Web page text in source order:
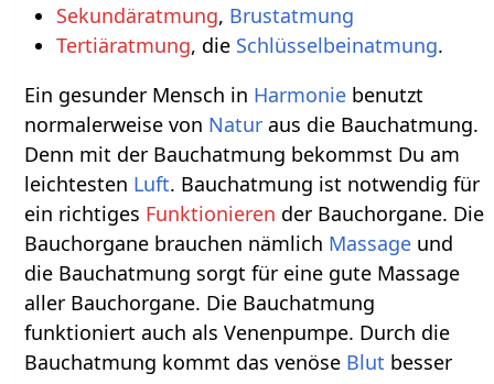
Sekundäratmung, Brustatmung
Tertiäratmung, die Schlüsselbeinatmung.
Ein gesunder Mensch in Harmonie benutzt
normalerweise von Natur aus die Bauchatmung.
Denn mit der Bauchatmung bekommst Du am
leichtesten Luft. Bauchatmung ist notwendig für
ein richtiges Funktionieren der Bauchorgane. Die
Bauchorgane brauchen nämlich Massage und
die Bauchatmung sorgt für eine gute Massage
aller Bauchorgane. Die Bauchatmung
funktioniert auch als Venenpumpe. Durch die
Bauchatmung kommt das venöse Blut besser